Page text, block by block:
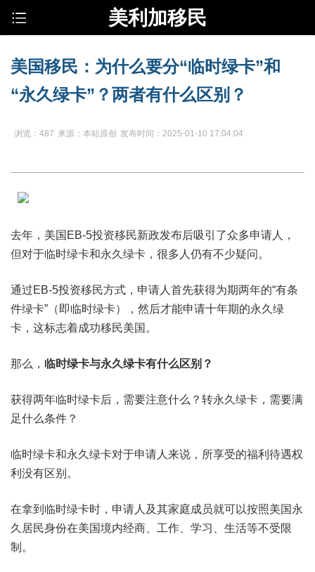
美利加移民
美国移民：为什么要分“临时绿卡”和
“永久绿卡”？两者有什么区别？
浏览：487 来源：本站原创 发布时间：2025-01-10 17:04:04
去年，美国EB-5投资移民新政发布后吸引了众多申请人，
但对于临时绿卡和永久绿卡，很多人仍有不少疑问。
通过EB-5投资移民方式，申请人首先获得为期两年的“有条
件绿卡”（即临时绿卡），然后才能申请十年期的永久绿
卡，这标志着成功移民美国。
那么， 临时绿卡与永久绿卡有什么区别？
获得两年临时绿卡后，需要注意什么？转永久绿卡，需要满
足什么条件？
临时绿卡和永久绿卡对于申请人来说，所享受的福利待遇权
利没有区别。
在拿到临时绿卡时，申请人及其家庭成员就可以按照美国永
久居民身份在美国境内经商、工作、学习、生活等不受限
制。